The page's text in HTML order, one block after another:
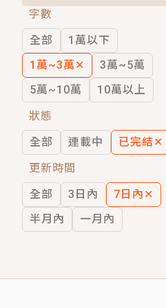
穿越｜《穿越遠
字數
全部
1萬以下
1萬~3萬 ✕
3萬~5萬
5萬~10萬
10萬以上
狀態
全部
連載中 已完結✕
更新時間
全部
3日內 7日內 ✕
半月內
一月內